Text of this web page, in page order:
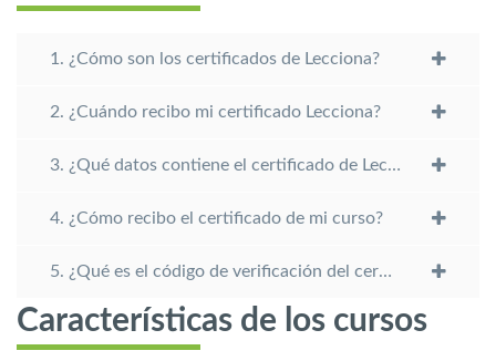
1. ¿Cómo son los certificados de Lecciona?
2. ¿Cuándo recibo mi certificado Lecciona?
3. ¿Qué datos contiene el certificado de Lecciona?
4. ¿Cómo recibo el certificado de mi curso?
5. ¿Qué es el código de verificación del certificado?
Características de los cursos